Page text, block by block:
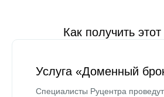
Как получить
Услуга «Доменный
Специалисты Руцентра проведут